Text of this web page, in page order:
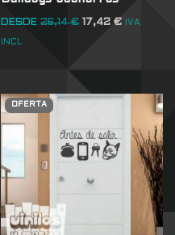
DESDE 26,14€ 17,42€ IVA
INCL
OFERTA